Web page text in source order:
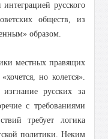
русского
обществ, из
образом.
местных правящих
но колется».
русских за
с требованиями
требует логика
политики. Неким